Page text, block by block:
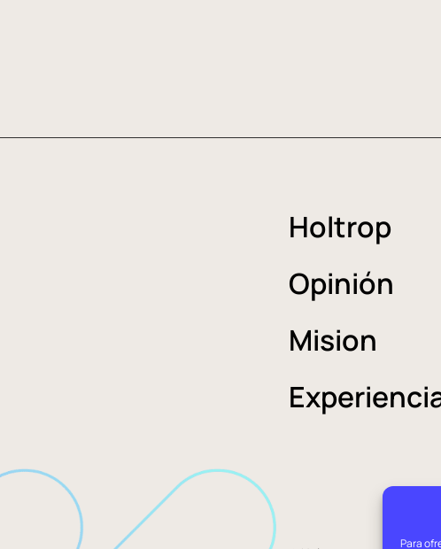
Para
Holtrop
Opinión
Mision